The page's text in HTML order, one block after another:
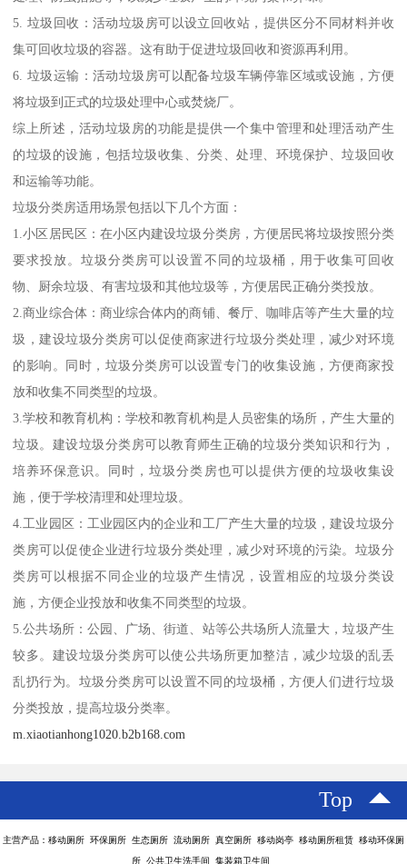
5. 垃圾回收：活动垃圾房可以设立回收站，提供区分不同材料并收
集可回收垃圾的容器。这有助于促进垃圾回收和资源再利用。
6. 垃圾运输：活动垃圾房可以配备垃圾车辆停靠区域或设施，方便
将垃圾到正式的垃圾处理中心或焚烧厂。
综上所述，活动垃圾房的功能是提供一个集中管理和处理活动产生
的垃圾的设施，包括垃圾收集、分类、处理、环境保护、垃圾回收
和运输等功能。
垃圾分类房适用场景包括以下几个方面：
1.小区居民区：在小区内建设垃圾分类房，方便居民将垃圾按照分类
要求投放。垃圾分类房可以设置不同的垃圾桶，用于收集可回收
物、厨余垃圾、有害垃圾和其他垃圾等，方便居民正确分类投放。
2.商业综合体：商业综合体内的商铺、餐厅、咖啡店等产生大量的垃
圾，建设垃圾分类房可以促使商家进行垃圾分类处理，减少对环境
的影响。同时，垃圾分类房可以设置专门的收集设施，方便商家投
放和收集不同类型的垃圾。
3.学校和教育机构：学校和教育机构是人员密集的场所，产生大量的
垃圾。建设垃圾分类房可以教育师生正确的垃圾分类知识和行为，
培养环保意识。同时，垃圾分类房也可以提供方便的垃圾收集设
施，便于学校清理和处理垃圾。
4.工业园区：工业园区内的企业和工厂产生大量的垃圾，建设垃圾分
类房可以促使企业进行垃圾分类处理，减少对环境的污染。垃圾分
类房可以根据不同企业的垃圾产生情况，设置相应的垃圾分类设
施，方便企业投放和收集不同类型的垃圾。
5.公共场所：公园、广场、街道、站等公共场所人流量大，垃圾产生
较多。建设垃圾分类房可以使公共场所更加整洁，减少垃圾的乱丢
乱扔行为。垃圾分类房可以设置不同的垃圾桶，方便人们进行垃圾
分类投放，提高垃圾分类率。
m.xiaotianhong1020.b2b168.com
Top
主营产品：移动厕所 环保厕所 生态厕所 流动厕所 真空厕所 移动岗亭 移动厕所租赁 移动环保厕
所 公共卫生洗手间 集装箱卫生间